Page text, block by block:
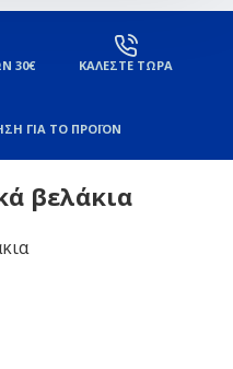
30€ ΚΑΛΕΣΤΕ ΤΩΡΑ
ΓΙΑ ΤΟ ΠΡΟΪΟΝ
βελάκια